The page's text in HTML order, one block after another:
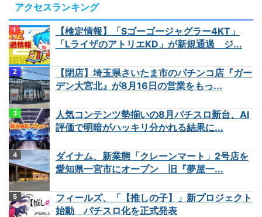
アクセスランキング
【検定情報】「Sゴーゴージャグラー4KT」
「LライザのアトリエKD」が新規通過 ジ...
【閉店】埼玉県さいたま市のパチンコ店『ガー
デン大宮北』が8月16日の営業をもっ...
人気コンテンツ勢揃いの8月パチスロ新台、AI
評価で明暗がハッキリ分かれる結果に...
ダイナム、新業態「クレーンマート」2号店を
愛知県一宮市にオープン 旧『夢屋一...
フィールズ、「【推しの子】」新プロジェクト
始動 パチスロ化を正式発表